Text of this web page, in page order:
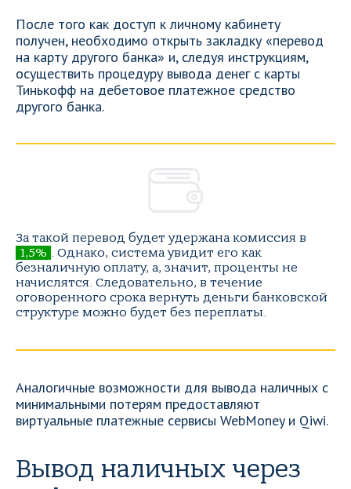
После того как доступ к личному кабинету
получен, необходимо открыть закладку «перевод
на карту другого банка» и, следуя инструкциям,
осуществить процедуру вывода денег с карты
Тинькофф на дебетовое платежное средство
другого банка.
За такой перевод будет удержана комиссия в
1,5% . Однако, система увидит его как
безналичную оплату, а, значит, проценты не
начислятся. Следовательно, в течение
оговоренного срока вернуть деньги банковской
структуре можно будет без переплаты.
Аналогичные возможности для вывода наличных с
минимальными потерям предоставляют
виртуальные платежные сервисы WebMoney и Qiwi.
Вывод наличных через